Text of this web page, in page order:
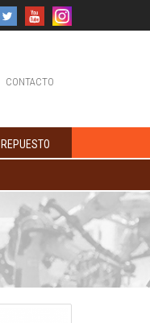
CONTACTO